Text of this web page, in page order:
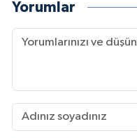
Yorumlar